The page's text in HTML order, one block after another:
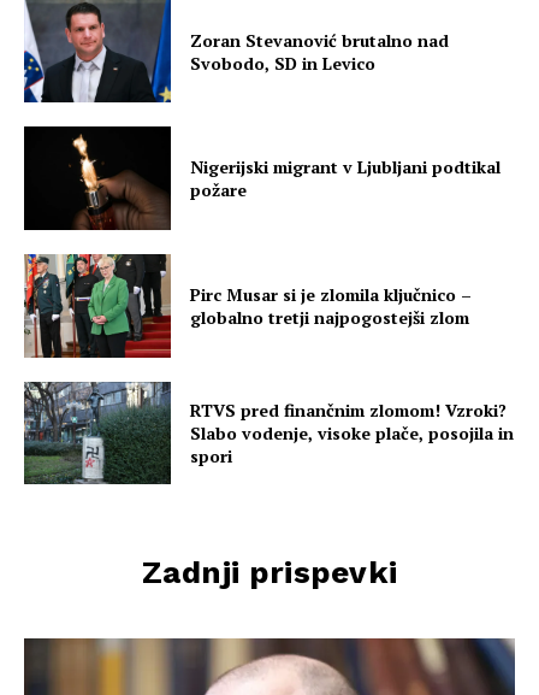
Zoran Stevanović brutalno nad
Svobodo, SD in Levico
Nigerijski migrant v Ljubljani podtikal
požare
Pirc Musar si je zlomila ključnico –
globalno tretji najpogostejši zlom
RTVS pred finančnim zlomom! Vzroki?
Slabo vodenje, visoke plače, posojila in
spori
Zadnji prispevki